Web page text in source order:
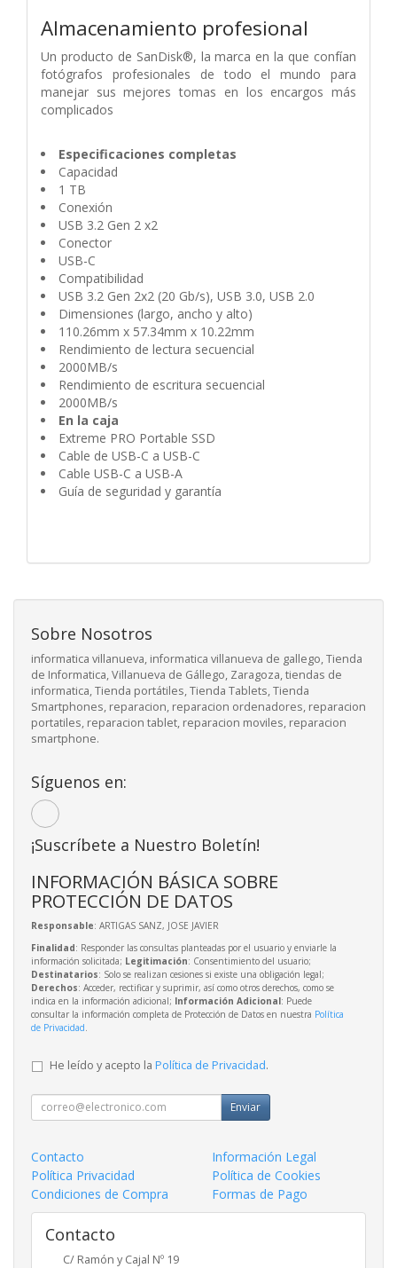
Almacenamiento profesional
Un producto de SanDisk®, la marca en la que confían
fotógrafos profesionales de todo el mundo para
manejar sus mejores tomas en los encargos más
complicados
Especificaciones completas
Capacidad
1 TB
Conexión
USB 3.2 Gen 2 x2
Conector
USB-C
Compatibilidad
USB 3.2 Gen 2x2 (20 Gb/s), USB 3.0, USB 2.0
Dimensiones (largo, ancho y alto)
110.26mm x 57.34mm x 10.22mm
Rendimiento de lectura secuencial
2000MB/s
Rendimiento de escritura secuencial
2000MB/s
En la caja
Extreme PRO Portable SSD
Cable de USB-C a USB-C
Cable USB-C a USB-A
Guía de seguridad y garantía
Sobre Nosotros
informatica villanueva, informatica villanueva de gallego, Tienda
de Informatica, Villanueva de Gállego, Zaragoza, tiendas de
informatica, Tienda portátiles, Tienda Tablets, Tienda
Smartphones, reparacion, reparacion ordenadores, reparacion
portatiles, reparacion tablet, reparacion moviles, reparacion
smartphone.
Síguenos en:
¡Suscríbete a Nuestro Boletín!
INFORMACIÓN BÁSICA SOBRE
PROTECCIÓN DE DATOS
Responsable: ARTIGAS SANZ, JOSE JAVIER
Finalidad: Responder las consultas planteadas por el usuario y enviarle la
información solicitada; Legitimación: Consentimiento del usuario;
Destinatarios: Solo se realizan cesiones si existe una obligación legal;
Derechos: Acceder, rectificar y suprimir, así como otros derechos, como se
indica en la información adicional; Información Adicional: Puede
consultar la información completa de Protección de Datos en nuestra Política
de Privacidad
He leído y acepto la Política de Privacidad.
Enviar
Contacto
Información Legal
Política Privacidad
Política de Cookies
Condiciones de Compra
Formas de Pago
Contacto
C/ Ramón y Cajal Nº 19